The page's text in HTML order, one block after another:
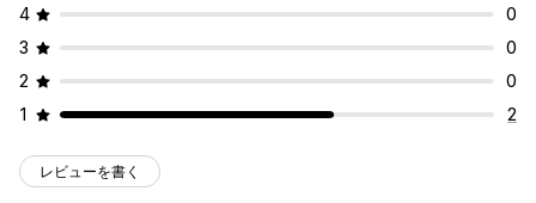
4
0
3
0
2
0
1
2
レビューを書く